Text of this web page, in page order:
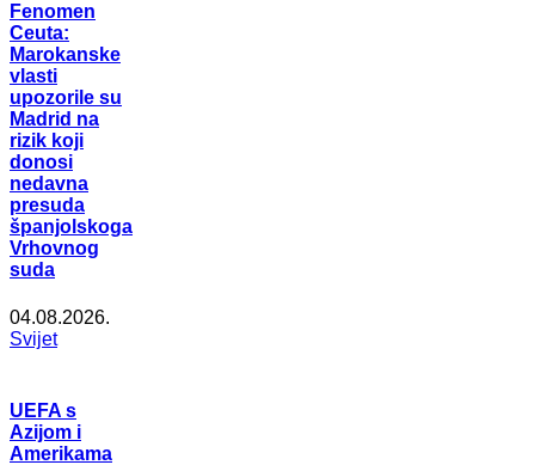
Fenomen
Ceuta:
Marokanske
vlasti
upozorile su
Madrid na
rizik koji
donosi
nedavna
presuda
španjolskoga
Vrhovnog
suda
04.08.2026.
Svijet
UEFA s
Azijom i
Amerikama